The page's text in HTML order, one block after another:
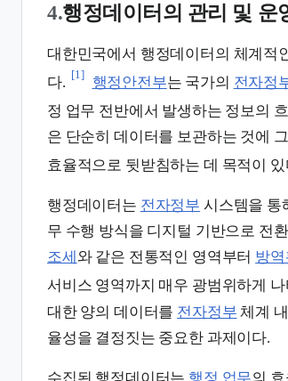
4.행정데이터의 관리 및 운
대한민국에서 행정데이터의 체계적
다.
[1]
행정안전부는 국가의 전자정
정 업무 전반에서 발생하는 정보의
은 단순히 데이터를 보관하는 것에
효율적으로 뒷받침하는 데 목적이 있
행정데이터는 전자정부 시스템을 통
무 수행 방식을 디지털 기반으로 전
조세 와 같은 전통적인 영역부터 방
서비스 영역까지 매우 광범위하게
대한 양의 데이터를 전자정부 체계
율성을 결정짓는 중요한 과제이다.
수집된 행정데이터는 행정 업무의